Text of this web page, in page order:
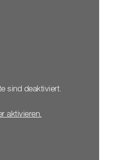
sind deaktiviert.
aktivieren.